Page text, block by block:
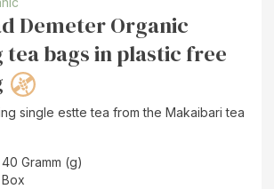
Demeter Organic
bags in plastic free
single estte tea from the Makaibari tea
40 Gramm (g)
Box